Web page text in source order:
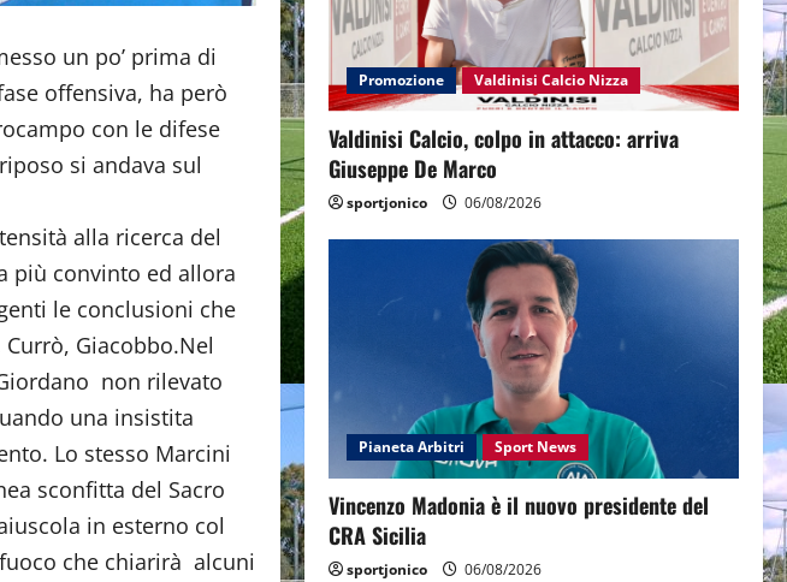
un po’ prima di
offensiva, ha però
con le difese
si andava sul
alla ricerca del
più convinto ed allora
le conclusioni che
Giacobbo.Nel
non rilevato
una insistita
Lo stesso Marcini
sconfitta del Sacro
in esterno col
che chiarirà alcuni
Promozione Valdinisi Calcio Nizza
Valdinisi Calcio, colpo in attacco: arriva
Giuseppe De Marco
sportjonico 06/08/2026
Pianeta Arbitri Sport News
Vincenzo Madonia è il nuovo presidente del
CRA Sicilia
sportjonico 06/08/2026